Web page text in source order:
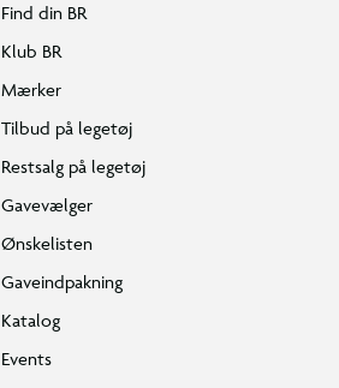
Find din BR
Klub BR
Mærker
Tilbud på legetøj
Restsalg på legetøj
Gavevælger
Ønskelisten
Gaveindpakning
Katalog
Events